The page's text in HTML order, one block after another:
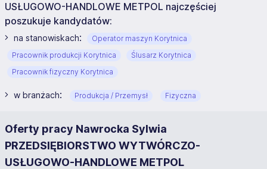
USŁUGOWO-HANDLOWE METPOL najczęściej
poszukuje kandydatów:
na stanowiskach:
Operator maszyn Korytnica
Pracownik produkcji Korytnica
Ślusarz Korytnica
Pracownik fizyczny Korytnica
w branżach: Produkcja / Przemysł Fizyczna
Oferty pracy Nawrocka Sylwia
PRZEDSIĘBIORSTWO WYTWÓRCZO-
USŁUGOWO-HANDLOWE METPOL